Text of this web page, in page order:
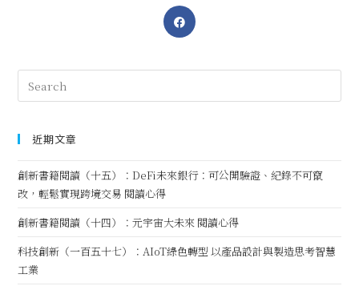
近期文章
創新書籍閱讀（十五）：DeFi未來銀行：可公開驗證、紀錄不可竄
改，輕鬆實現跨境交易 閱讀心得
創新書籍閱讀（十四）：元宇宙大未來 閱讀心得
科技創新（一百五十七）：AIoT綠色轉型 以產品設計與製造思考智慧
工業